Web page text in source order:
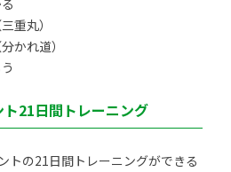
重丸）
かれ道）
21日間トレーニング
トの21日間トレーニングができる